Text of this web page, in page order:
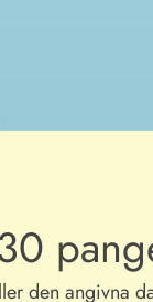
den angivna